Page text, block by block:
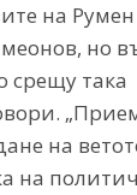
на Румен
но
срещу така
на
на